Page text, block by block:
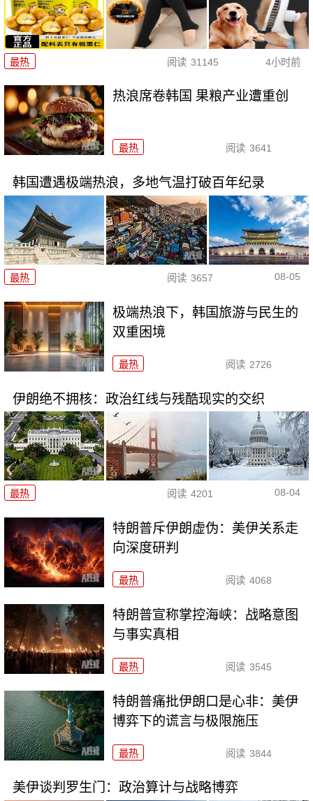
最热 阅读 31145 4小时前
热浪席卷韩国 果粮产业遭重创
最热 阅读 3641
韩国遭遇极端热浪，多地气温打破百年纪录
最热 阅读 3657 08-05
极端热浪下，韩国旅游与民生的
双重困境
最热 阅读 2726
伊朗绝不拥核：政治红线与残酷现实的交织
最热 阅读 4201 08-04
特朗普斥伊朗虚伪：美伊关系走
向深度研判
最热 阅读 4068
特朗普宣称掌控海峡：战略意图
与事实真相
最热 阅读 3545
特朗普痛批伊朗口是心非：美伊
博弈下的谎言与极限施压
最热 阅读 3844
美伊谈判罗生门：政治算计与战略博弈